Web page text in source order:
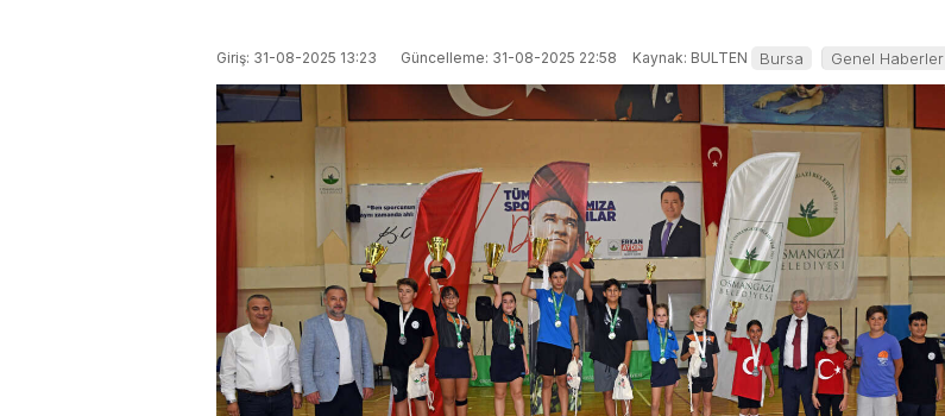
Giriş: 31-08-2025 13:23 Güncelleme: 31-08-2025 22:58 Kaynak: BULTEN Bursa Genel Haberler